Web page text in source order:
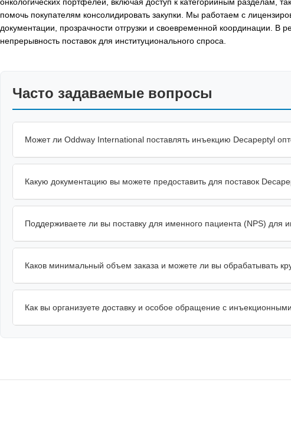
помочь покупателям консолидировать закупки. Мы работаем с
документации, прозрачности отгрузки и своевременной координации.
непрерывность поставок для институционального спроса.
Часто задаваемые вопросы
Может ли Oddway International поставлять инъекцию Decapeptyl
Какую документацию вы можете предоставить для поставок
Поддерживаете ли вы поставку для именного пациента (NPS) для
Каков минимальный объем заказа и можете ли вы обрабатывать
Как вы организуете доставку и особое обращение с